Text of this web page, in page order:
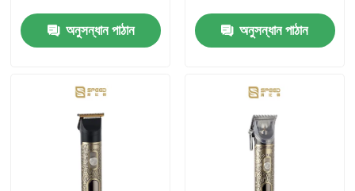
অনুসন্ধান পাঠান অনুসন্ধান পাঠান